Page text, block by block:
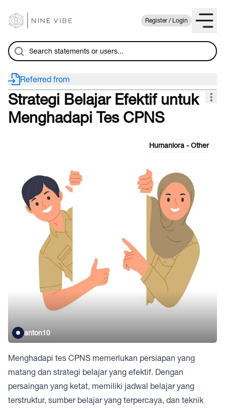
Register / Login
Strategi Belajar Efektif untuk
Menghadapi Tes CPNS
anton10
Humaniora - Other
Menghadapi tes CPNS memerlukan persiapan yang
matang dan strategi belajar yang efektif. Dengan
persaingan yang ketat, memiliki jadwal belajar yang
terstruktur, sumber belajar yang terpercaya, dan teknik
Referred from